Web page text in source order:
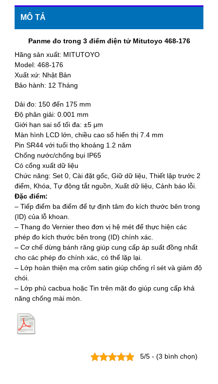
MÔ TẢ
Panme đo trong 3 điểm điện tử Mitutoyo 468-176
Hãng sản xuất: MITUTOYO
Model: 468-176
Xuất xứ: Nhật Bản
Bảo hành: 12 Tháng
Dải đo: 150 đến 175 mm
Độ phân giải: 0.001 mm
Giới hạn sai số tối đa: ±5 μm
Màn hình LCD lớn, chiều cao số hiển thị 7.4 mm
Pin SR44 với tuổi thọ khoảng 1.2 năm
Chống nước/chống bụi IP65
Có cổng xuất dữ liệu
Chức năng: Set 0, Cài đặt gốc, Giữ dữ liệu, Thiết lập trước 2
điểm, Khóa, Tự động tắt nguồn, Xuất dữ liệu, Cảnh báo lỗi.
Đặc điểm:
– Tiếp điểm ba điểm để tự định tâm đo kích thước bên trong
(ID) của lỗ khoan.
– Thang đo Vernier theo đơn vị hệ mét để thực hiện các
phép đo kích thước bên trong (ID) chính xác.
– Cơ chế dừng bánh răng giúp cung cấp áp suất đồng nhất
cho các phép đo chính xác, có thể lặp lại.
– Lớp hoàn thiện mạ crôm satin giúp chống rỉ sét và giảm độ
chói.
– Lớp phủ cacbua hoặc Tin trên mặt đo giúp cung cấp khả
năng chống mài mòn.
5/5 - (3 bình chọn)